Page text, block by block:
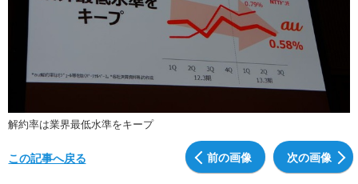
解約率は業界最低水準をキープ
前の画像 次の画像
この記事へ戻る